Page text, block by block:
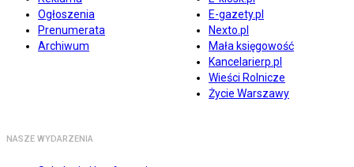
Ogłoszenia
Prenumerata
Archiwum
E-gazety.pl
Nexto.pl
Mała księgowość
Kancelarierp.pl
Wieści Rolnicze
Życie Warszawy
NASZE WYDARZENIA